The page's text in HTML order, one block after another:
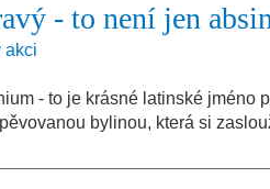
- to není jen
akci
- to je krásné latinské jméno
bylinou, která si